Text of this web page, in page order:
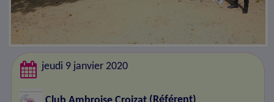
jeudi 9 janvier 2020